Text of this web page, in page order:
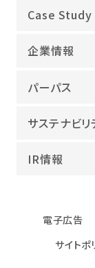
オープン
ITインフラ
IT開発
海外領域
教育・人材
Case Study
企業情報
ごあいさつ
沿革
役員紹介
パーパス
当社グル
幸せな仕
エンジニ
サステナビリ
IR情報
電子広告
サイトポ